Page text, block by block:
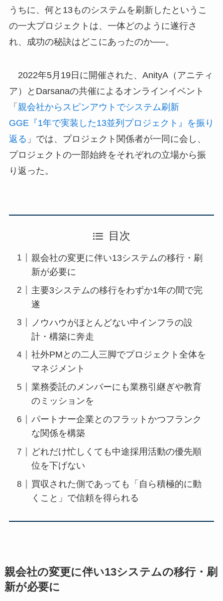
うちに、何と13ものシステムを刷新したというこ
の一大プロジェクトは、一体どのように遂行さ
れ、成功の秘訣はどこにあったのか──。
2022年5月19日に開催された、AnityA（アニティ
ア）とDarsanaの共催によるオンラインイベント
「 親会社からスピンアウトでシステム刷新
GGE『1年で実装した13並列プロジェクト』を振り
返る 」では、プロジェクト関係者が一同に会し、
プロジェクトの一部始終をそれぞれの立場から振
り返った。
目次
親会社の変更に伴い13システムの移行・刷
新が必要に
主要3システムの移行をわずか1年の間で完
遂
ノウハウがほとんどない中インフラの設
計・構築に奔走
社外PMとの二人三脚でプロジェクト全体を
マネジメント
業務委託のメンバーにも業務引継ぎや教育
のミッションを
パートナー企業とのフラットかつフランク
な関係を構築
どれだけ忙しくても中途採用活動の優先順
位を下げない
買収された側であっても「自ら積極的に動
くこと」で信頼を得られる
親会社の変更に伴い13システムの移行・刷
新が必要に